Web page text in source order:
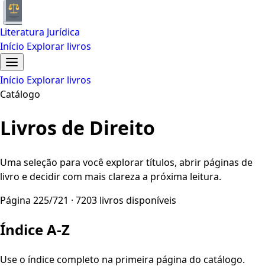
Literatura Jurídica
Início Explorar livros
Início Explorar livros
Catálogo
Livros de Direito
Uma seleção para você explorar títulos, abrir páginas de
livro e decidir com mais clareza a próxima leitura.
Página 225/721 · 7203 livros disponíveis
Índice A-Z
Use o índice completo na primeira página do catálogo.